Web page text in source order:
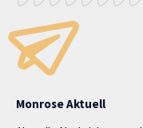
Monrose Aktuell